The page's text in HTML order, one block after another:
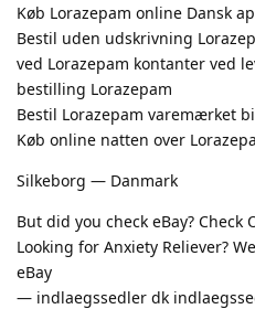
Køb Lorazepam online Dansk
Bestil uden udskrivning
ved Lorazepam kontanter ved
bestilling Lorazepam
Bestil Lorazepam varemærket
Køb online natten over
Silkeborg — Danmark
But did you check eBay? Check
Looking for Anxiety Reliever?
eBay
— indlaegssedler dk